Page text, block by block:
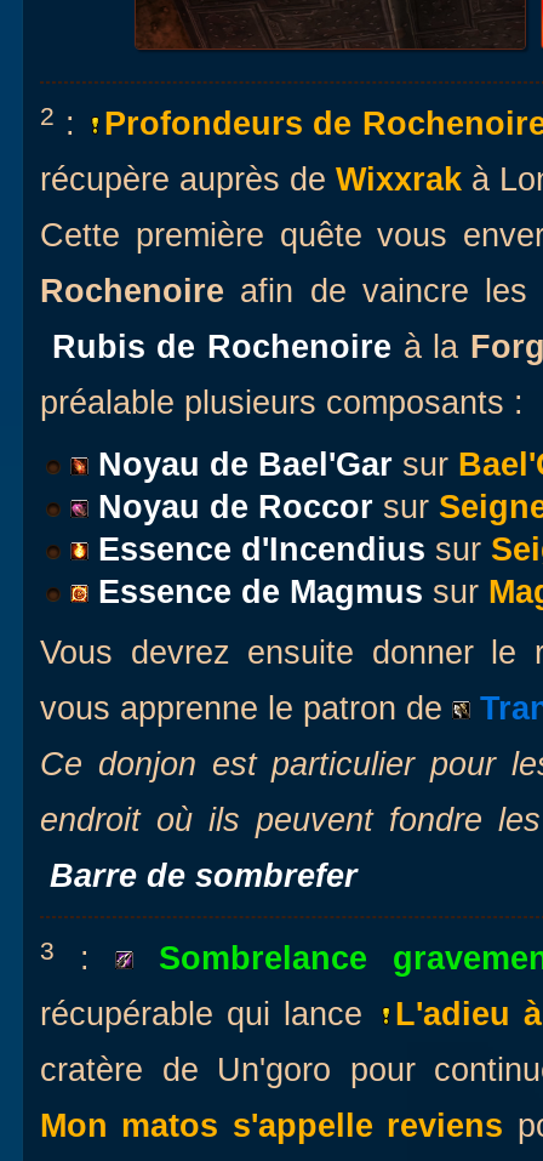
2 :
Profondeurs de
récupère auprès de Wixxrak à
Cette première quête vous
Rochenoire afin de vaincre
Rubis de Rochenoire à la
préalable plusieurs composants :
Noyau de Bael'Gar sur
Noyau de Roccor sur
Essence d'Incendius sur
Essence de Magmus sur
Vous devrez ensuite donner
vous apprenne le patron de
Ce donjon est particulier pour
endroit où ils peuvent fondre
Barre de sombrefer
3 :
Sombrelance
récupérable qui lance
L'adieu
cratère de Un'goro pour
Mon matos s'appelle reviens